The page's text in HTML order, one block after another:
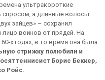
ультракороткие
спросом, а длинные волосы
зайцев» – сохранил
воинов от прядей. На
х годах, в то время она была
стрижку полюбили и
теннисист Борис Беккер,
Ройс.